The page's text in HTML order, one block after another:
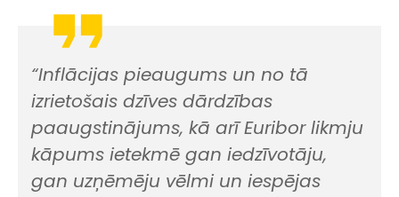
“Inflācijas pieaugums un no tā
izrietošais dzīves dārdzības
paaugstinājums, kā arī Euribor likmju
kāpums ietekmē gan iedzīvotāju,
gan uzņēmēju vēlmi un iespējas